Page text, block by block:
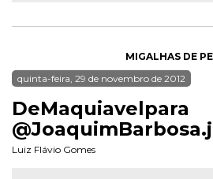
MIGALHAS DE
quinta-feira, 29 de novembro de 2012
DeMaquiavelpara
Luiz Flávio Gomes